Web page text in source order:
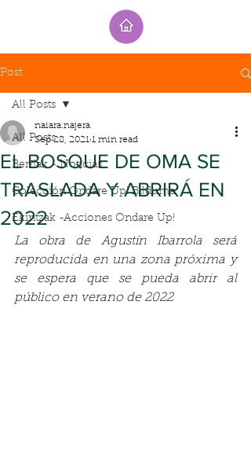
Post
All Posts
Berriak - Noticias
Colección Ondare Up! Bilduma
Ekintzak -Acciones Ondare Up!
All Posts
EL BOSQUE DE OMA SE
TRASLADA Y ABRIRÁ EN
2022
naiara.najera
Sep 28, 2021 1 min read
La obra de Agustín Ibarrola será
reproducida en una zona próxima y
se espera que se pueda abrir al
público en verano de 2022